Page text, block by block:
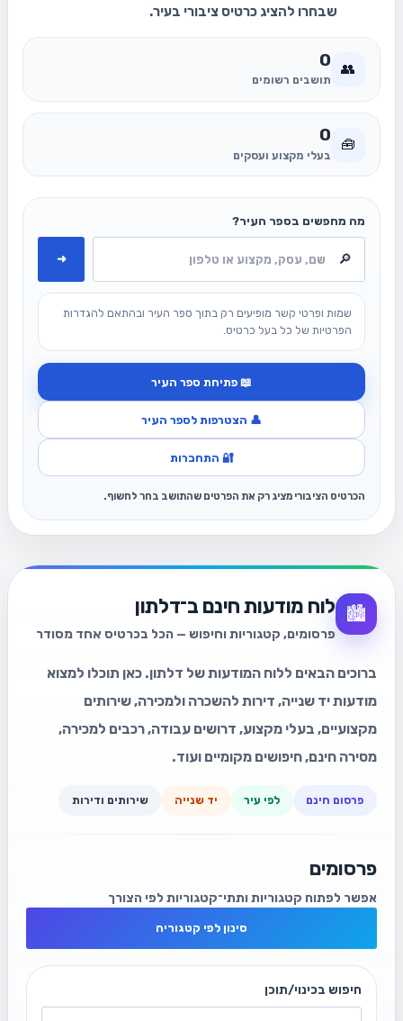
שבחרו להציג כרטיס ציבורי בעיר.
👥
0
תושבים רשומים
🧰
0
בעלי מקצוע ועסקים
מה מחפשים בספר העיר?
➜
שמות ופרטי קשר מופיעים רק בתוך ספר העיר ובהתאם להגדרות
הפרטיות של כל בעל כרטיס.
📖 פתיחת ספר העיר
👤 הצטרפות לספר העיר
🔐 התחברות
הכרטיס הציבורי מציג רק את הפרטים שהתושב בחר לחשוף.
🏙️ לוח מודעות חינם ב־דלתון
פרסומים, קטגוריות וחיפוש — הכל בכרטיס אחד מסודר
ברוכים הבאים ללוח המודעות של דלתון. כאן תוכלו למצוא
מודעות יד שנייה, דירות להשכרה ולמכירה, שירותים
מקצועיים, בעלי מקצוע, דרושים עבודה, רכבים למכירה,
מסירה חינם, חיפושים מקומיים ועוד.
פרסום חינם לפי עיר יד שנייה שירותים ודירות
פרסומים
אפשר לפתוח קטגוריות ותתי־קטגוריות לפי הצורך
סינון לפי קטגוריה
חיפוש בכינוי/תוכן